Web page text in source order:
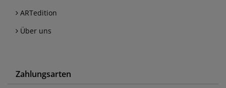
ARTedition
Über uns
Zahlungsarten